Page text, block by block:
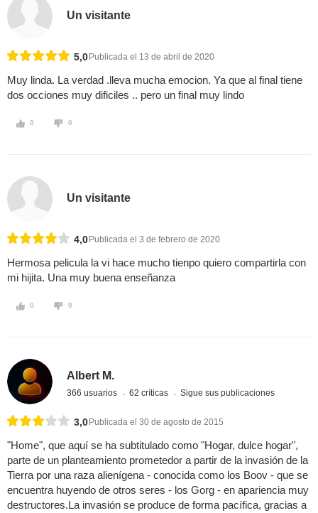
Un visitante
5,0 Publicada el 13 de abril de 2020
Muy linda. La verdad .lleva mucha emocion. Ya que al final tiene
dos occiones muy dificiles .. pero un final muy lindo
0 0
Un visitante
4,0 Publicada el 3 de febrero de 2020
Hermosa pelicula la vi hace mucho tienpo quiero compartirla con
mi hijita. Una muy buena enseñanza
0 0
Albert M.
366 usuarios 62 críticas Sigue sus publicaciones
3,0 Publicada el 30 de agosto de 2015
"Home", que aquí se ha subtitulado como "Hogar, dulce hogar",
parte de un planteamiento prometedor a partir de la invasión de la
Tierra por una raza alienígena - conocida como los Boov - que se
encuentra huyendo de otros seres - los Gorg - en apariencia muy
destructores.La invasión se produce de forma pacífica, gracias a